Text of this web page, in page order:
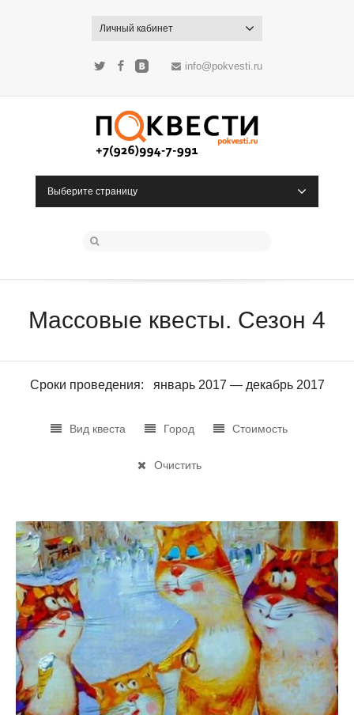
Личный кабинет
Twitter FacebookВКонтактеinfo@pokvesti.ru
Выберите страницу
Массовые квесты. Cезон 4
Сроки проведения: январь 2017 — декабрь 2017
Вид квеста Город Стоимость
Очистить